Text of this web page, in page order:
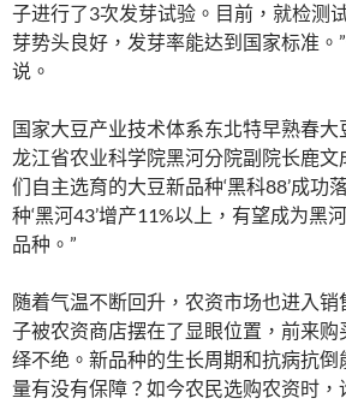
子进行了3次发芽试验。目前，就检测
芽势头良好，发芽率能达到国家标准。
说。
国家大豆产业技术体系东北特早熟春
龙江省农业科学院黑河分院副院长鹿文
们自主选育的大豆新品种‘黑科88’成功
种‘黑河43’增产11%以上，有望成为黑
品种。”
随着气温不断回升，农资市场也进入
子被农资商店摆在了显眼位置，前来
绎不绝。新品种的生长周期和抗病抗
量有没有保障？如今农民选购农资时，